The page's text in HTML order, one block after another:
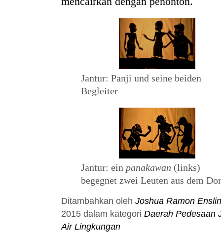
Jantur: Panji und seine beiden
Begleiter
Jantur: ein panakawan (links)
begegnet zwei Leuten aus dem
Ditambahkan oleh Joshua Ramon Enslin
2015dalam kategori Daerah Pedesaan
Air Lingkungan